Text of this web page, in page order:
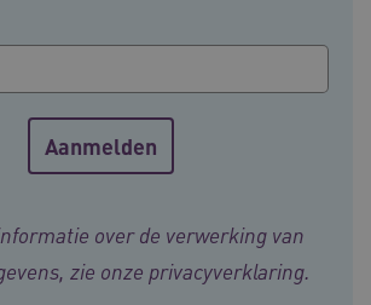
over de verwerking van
zie onze privacyverklaring.
Corporation
.vilans.nl